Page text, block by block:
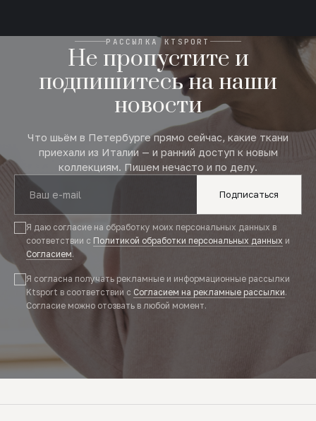
РАССЫЛКА KTSPORT
Не пропустите и
подпишитесь на наши
новости
Что шьём в Петербурге прямо сейчас, какие ткани
приехали из Италии — и ранний доступ к новым
коллекциям. Пишем нечасто и по делу.
Подписаться
Я даю согласие на обработку моих персональных данных в
соответствии с Политикой обработки персональных данных и
Согласием.
Я согласна получать рекламные и информационные рассылки
Ktsport в соответствии с Согласием на рекламные рассылки.
Согласие можно отозвать в любой момент.